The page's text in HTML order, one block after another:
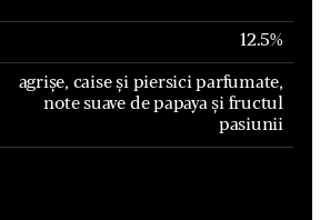
12.5%
agrișe, caise și piersici parfumate,
note suave de papaya și fructul
pasiunii